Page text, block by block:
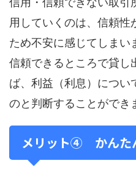
用していくのは、信頼性
ため不安に感じてしまい
信頼できるところで貸し
ば、利益（利息）につい
のと判断することができ
メリット④ かんた